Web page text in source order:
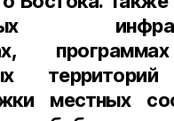
местных